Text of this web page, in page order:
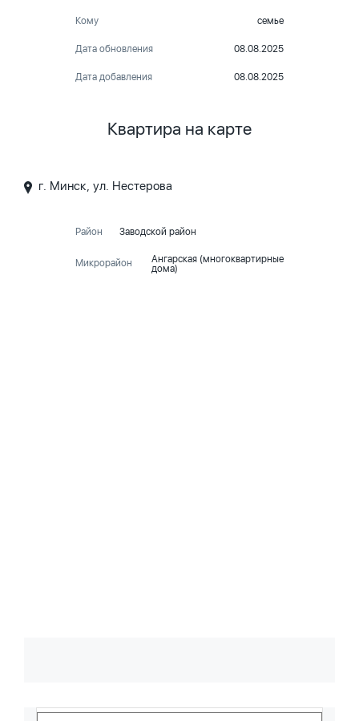
Кому семье
Дата обновления 08.08.2025
Дата добавления 08.08.2025
Квартира на карте
г. Минск, ул. Нестерова
Район Заводской район
Микрорайон
Ангарская (многоквартирные
дома)